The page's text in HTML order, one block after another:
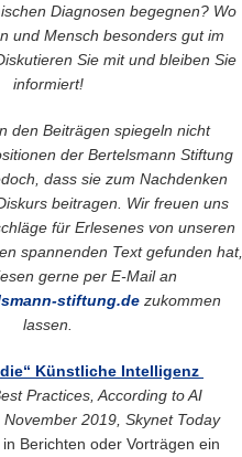
Diagnosen begegnen? Wo
und Mensch besonders gut im
Sie mit und bleiben Sie
informiert!
den Beiträgen spiegeln nicht
der Bertelsmann Stiftung
dass sie zum Nachdenken
beitragen. Wir freuen uns
für Erlesenes von unseren
spannenden Text gefunden hat,
gerne per E-Mail an
stiftung.de zukommen
lassen.
Künstliche Intelligenz
Practices, According to AI
2019, Skynet Today
Berichten oder Vorträgen ein